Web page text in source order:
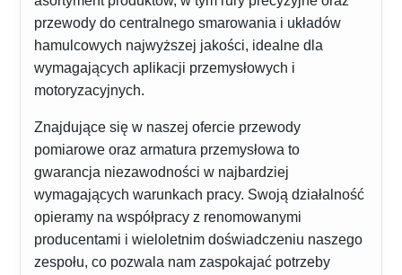
przewody do centralnego smarowania i układów
hamulcowych najwyższej jakości, idealne dla
wymagających aplikacji przemysłowych i
motoryzacyjnych.
Znajdujące się w naszej ofercie przewody
pomiarowe oraz armatura przemysłowa to
gwarancja niezawodności w najbardziej
wymagających warunkach pracy. Swoją działalność
opieramy na współpracy z renomowanymi
producentami i wieloletnim doświadczeniu naszego
zespołu, co pozwala nam zaspokajać potrzeby